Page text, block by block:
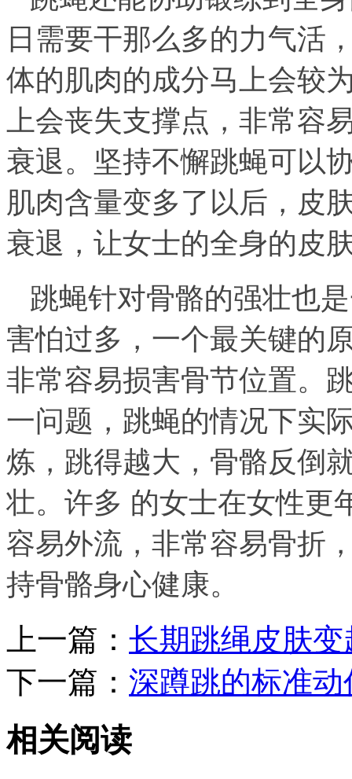
日需要干那么多的力气活
体的肌肉的成分马上会较
上会丧失支撑点，非常容
衰退。坚持不懈跳蝇可以
肌肉含量变多了以后，皮
衰退，让女士的全身的皮
跳蝇针对骨骼的强壮也
害怕过多，一个最关键的
非常容易损害骨节位置。
一问题，跳蝇的情况下实
炼，跳得越大，骨骼反倒
壮。许多 的女士在女性更
容易外流，非常容易骨折
持骨骼身心健康。
上一篇： 长期跳绳皮肤变
下一篇： 深蹲跳的标准动
相关阅读